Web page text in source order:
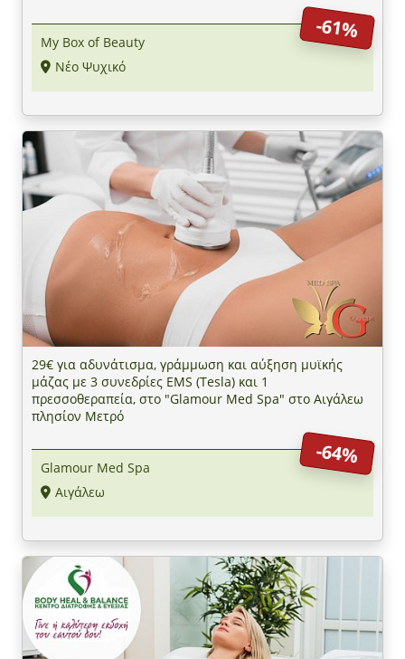
-61%
My Box of Beauty
Νέο Ψυχικό
29€ για αδυνάτισμα, γράμμωση και αύξηση μυϊκής
μάζας με 3 συνεδρίες EMS (Tesla) και 1
πρεσσοθεραπεία, στο "Glamour Med Spa" στο Αιγάλεω
πλησίον Μετρό
-64%
Glamour Med Spa
Αιγάλεω